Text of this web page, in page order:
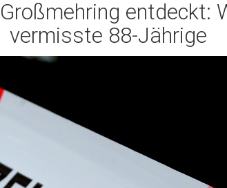
entdeckt:
vermisste 88-Jährige